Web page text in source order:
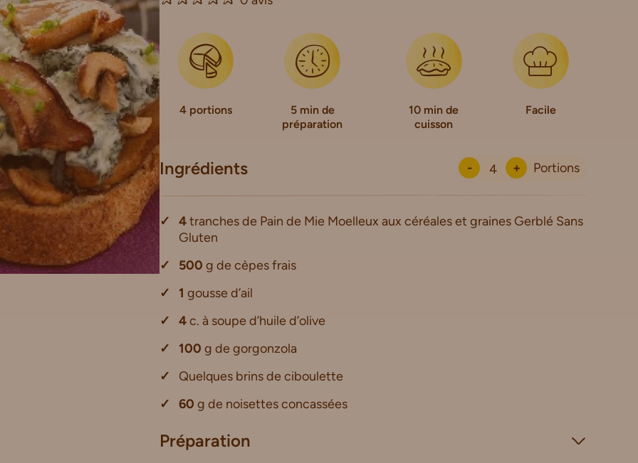
4 portions
5 min de
préparation
10 min de
cuisson
Facile
Ingrédients - + Portions
4tranches de Pain de Mie Moelleux aux céréales et graines Gerblé Sans
Gluten
500 g de cèpes frais
1 gousse d’ail
4c. à soupe d’huile d’olive
100 g de gorgonzola
Quelques brins de ciboulette
60 g de noisettes concassées
Préparation